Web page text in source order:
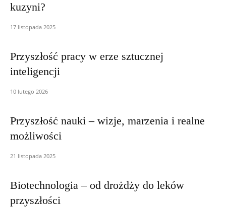
kuzyni?
17 listopada 2025
Przyszłość pracy w erze sztucznej
inteligencji
10 lutego 2026
Przyszłość nauki – wizje, marzenia i realne
możliwości
21 listopada 2025
Biotechnologia – od drożdży do leków
przyszłości